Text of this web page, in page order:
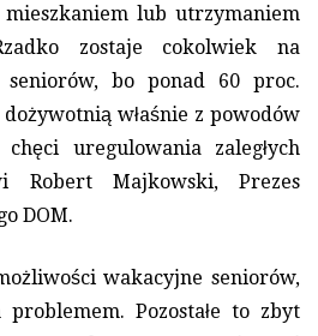
mieszkaniem lub utrzymaniem
zostaje cokolwiek na
seniorów, bo ponad 60 proc.
właśnie z powodów
uregulowania zaległych
Robert Majkowski, Prezes
DOM.
wakacyjne seniorów,
Pozostałe to zbyt